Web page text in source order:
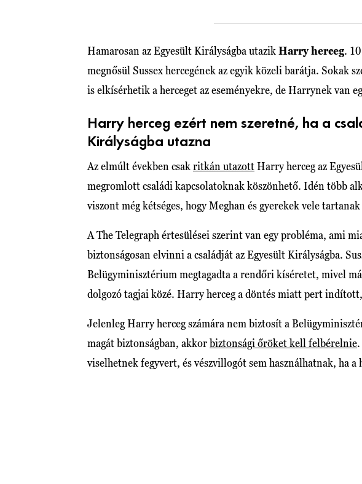
Hamarosan az Egyesült Királyságba utazikHarry herceg.
megnősül Sussex hercegének az egyik közeli barátja. Sokak
is elkísérhetik a herceget az eseményekre, de Harrynek van
Harry herceg ezért nem szeretné, ha a
Királyságba utazna
Az elmúlt években csakritkán utazottHarry herceg az
megromlott családi kapcsolatoknak köszönhető. Idén több
viszont még kétséges, hogy Meghan és gyerekek vele tartanak
A The Telegraph értesülései szerint van egy probléma, ami
biztonságosan elvinni a családját az Egyesült Királyságba.
Belügyminisztérium megtagadta a rendőri kíséretet, mivel
dolgozó tagjai közé. Harry herceg a döntés miatt pert
Jelenleg Harry herceg számára nem biztosít a
magát biztonságban, akkorbiztonsági őröket kell felbérelnie
viselhetnek fegyvert, és vészvillogót sem használhatnak, ha a